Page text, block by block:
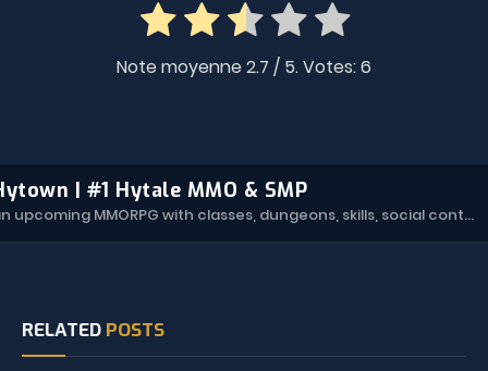
Note moyenne 2.7 / 5. Votes:6
| #1 Hytale MMO & SMP
Hytown is an upcoming MMORPG with classes, dungeons, skills, social content, and more.
RELATED POSTS